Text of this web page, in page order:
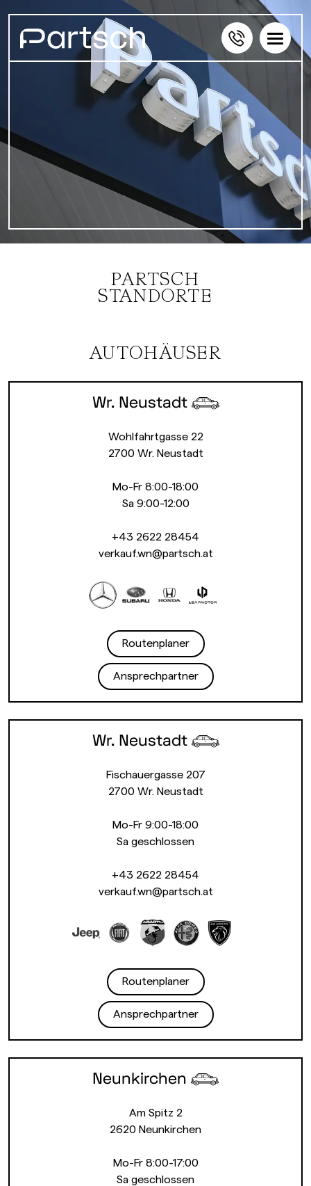
PARTSCH
STANDORTE
AUTOHÄUSER
Wr. Neustadt
Wohlfahrtgasse 22
2700 Wr. Neustadt
Mo-Fr 8:00-18:00
Sa 9:00-12:00
+43 2622 28454
verkauf.wn@partsch.at
Routenplaner
Ansprechpartner
Wr. Neustadt
Fischauergasse 207
2700 Wr. Neustadt
Mo-Fr 9:00-18:00
Sa geschlossen
+43 2622 28454
verkauf.wn@partsch.at
Routenplaner
Ansprechpartner
Neunkirchen
Am Spitz 2
2620 Neunkirchen
Mo-Fr 8:00-17:00
Sa geschlossen